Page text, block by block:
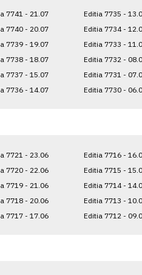
7741 - 21.07
7740 - 20.07
7739 - 19.07
7738 - 18.07
7737 - 15.07
7736 - 14.07
Editia 7735 -
Editia 7734 -
Editia 7733 -
Editia 7732 -
Editia 7731 -
Editia 7730 -
7721 - 23.06
7720 - 22.06
7719 - 21.06
7718 - 20.06
7717 - 17.06
Editia 7716 -
Editia 7715 -
Editia 7714 -
Editia 7713 -
Editia 7712 -